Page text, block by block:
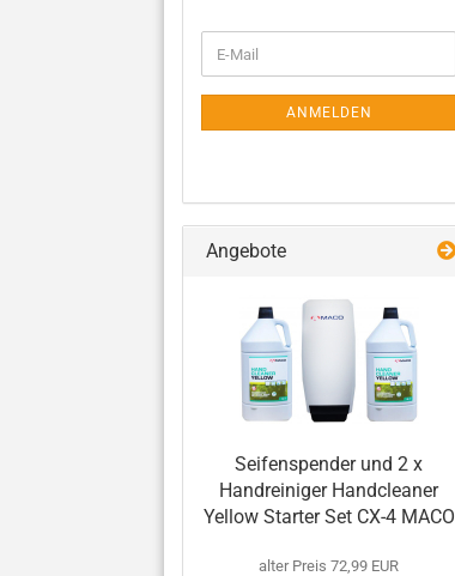
ZUR
ANMELDUNG
E-
Mail
ANMELDEN
Angebote
Seifenspender und 2 x
Handreiniger Handcleaner
Yellow Starter Set CX-4 MACO
alter Preis 72,99 EUR